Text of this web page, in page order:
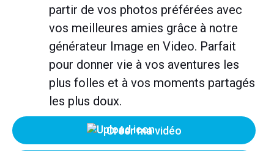
partir de vos photos préférées avec
vos meilleures amies grâce à notre
générateur Image en Video. Parfait
pour donner vie à vos aventures les
plus folles et à vos moments partagés
les plus doux.
Créer ma vidéo